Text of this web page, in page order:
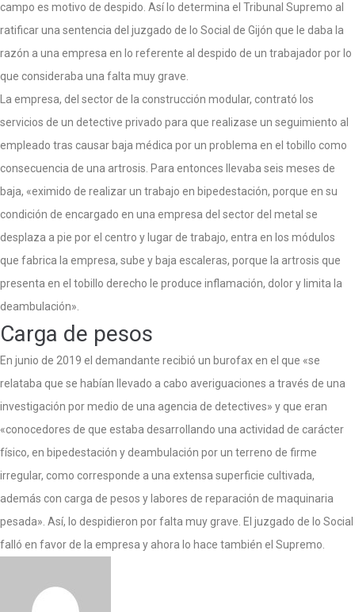
campo es motivo de despido. Así lo determina el Tribunal Supremo al
ratificar una sentencia del juzgado de lo Social de Gijón que le daba la
razón a una empresa en lo referente al despido de un trabajador por lo
que consideraba una falta muy grave.
La empresa, del sector de la construcción modular, contrató los
servicios de un detective privado para que realizase un seguimiento al
empleado tras causar baja médica por un problema en el tobillo como
consecuencia de una artrosis. Para entonces llevaba seis meses de
baja, «eximido de realizar un trabajo en bipedestación, porque en su
condición de encargado en una empresa del sector del metal se
desplaza a pie por el centro y lugar de trabajo, entra en los módulos
que fabrica la empresa, sube y baja escaleras, porque la artrosis que
presenta en el tobillo derecho le produce inflamación, dolor y limita la
deambulación».
Carga de pesos
En junio de 2019 el demandante recibió un burofax en el que «se
relataba que se habían llevado a cabo averiguaciones a través de una
investigación por medio de una agencia de detectives» y que eran
«conocedores de que estaba desarrollando una actividad de carácter
físico, en bipedestación y deambulación por un terreno de firme
irregular, como corresponde a una extensa superficie cultivada,
además con carga de pesos y labores de reparación de maquinaria
pesada». Así, lo despidieron por falta muy grave. El juzgado de lo Social
falló en favor de la empresa y ahora lo hace también el Supremo.